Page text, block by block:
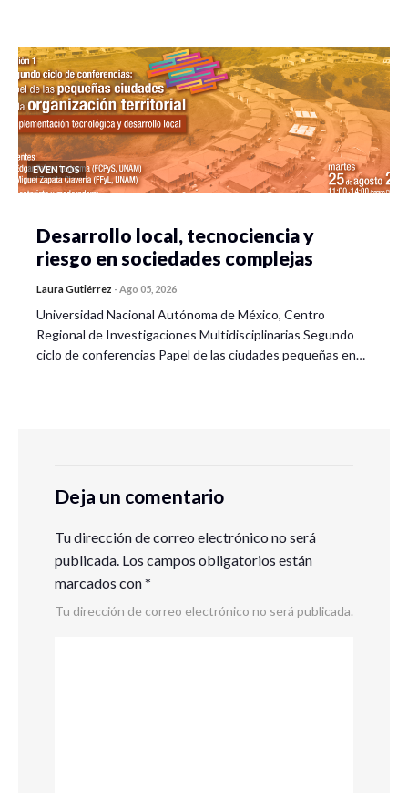
EVENTOS
Desarrollo local, tecnociencia y
riesgo en sociedades complejas
Laura Gutiérrez -Ago 05, 2026
Universidad Nacional Autónoma de México, Centro
Regional de Investigaciones Multidisciplinarias Segundo
ciclo de conferencias Papel de las ciudades pequeñas en…
Deja un comentario
Tu dirección de correo electrónico no será
publicada. Los campos obligatorios están
marcados con*
Tu dirección de correo electrónico no será publicada.